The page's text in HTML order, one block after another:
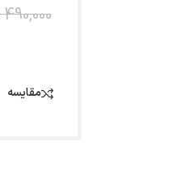
490,000
مقایسه